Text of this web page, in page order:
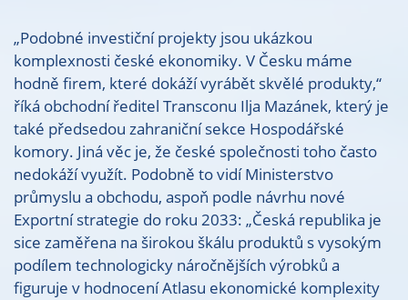
„Podobné investiční projekty jsou ukázkou
komplexnosti české ekonomiky. V Česku máme
hodně firem, které dokáží vyrábět skvělé produkty,“
říká obchodní ředitel Transconu Ilja Mazánek, který je
také předsedou zahraniční sekce Hospodářské
komory. Jiná věc je, že české společnosti toho často
nedokáží využít. Podobně to vidí Ministerstvo
průmyslu a obchodu, aspoň podle návrhu nové
Exportní strategie do roku 2033: „Česká republika je
sice zaměřena na širokou škálu produktů s vysokým
podílem technologicky náročnějších výrobků a
figuruje v hodnocení Atlasu ekonomické komplexity